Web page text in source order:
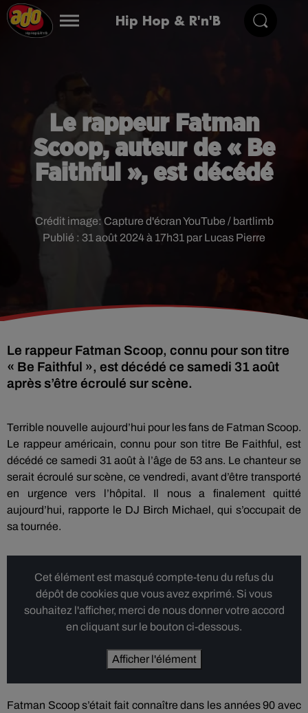
Hip Hop & R'n'B
Le rappeur Fatman
Scoop, auteur de « Be
Faithful », est décédé
Publié : 31 août 2024 à 17h31 par Lucas Pierre
Crédit image: Capture d'écran YouTube / bartlimb
Le rappeur Fatman Scoop, connu pour son titre
« Be Faithful », est décédé ce samedi 31 août
après s’être écroulé sur scène.
Terrible nouvelle aujourd’hui pour les fans de Fatman Scoop.
Le rappeur américain, connu pour son titre Be Faithful, est
décédé ce samedi 31 août à l’âge de 53 ans. Le chanteur se
serait écroulé sur scène, ce vendredi, avant d’être transporté
en urgence vers l’hôpital. Il nous a finalement quitté
aujourd’hui, rapporte le DJ Birch Michael, qui s’occupait de
sa tournée.
Cet élément est masqué compte-tenu du refus du
dépôt de cookies que vous avez exprimé. Si vous
souhaitez l'afficher, merci de nous donner votre accord
en cliquant sur le bouton ci-dessous.
Afficher l'élément
Fatman Scoop s’était fait connaître dans les années 90 avec